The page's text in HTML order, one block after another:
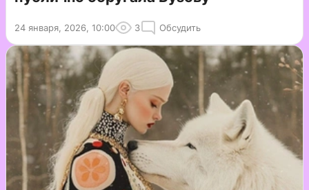
24 января, 2026, 10:00 3 Обсудить